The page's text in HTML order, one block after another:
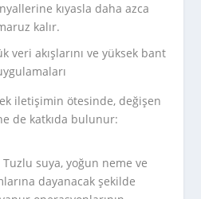
kıyasla daha azca
kalır.
veri akışlarını ve yüksek bant
iletişimin ötesinde, değişen
de katkıda bulunur:
Tuzlu suya, yoğun neme ve
dayanacak şekilde